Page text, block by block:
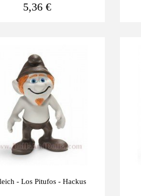
5,36 €
- Los Pitufos - Hackus